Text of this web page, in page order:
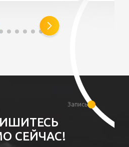
Запись
СЕЙЧАС!